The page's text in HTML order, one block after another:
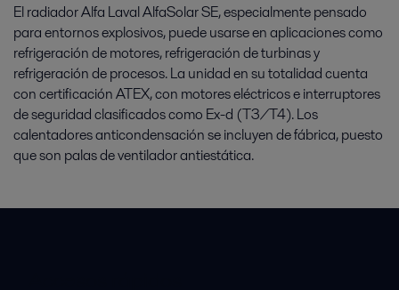
El radiador Alfa Laval AlfaSolar SE, especialmente pensado
para entornos explosivos, puede usarse en aplicaciones como
refrigeración de motores, refrigeración de turbinas y
refrigeración de procesos. La unidad en su totalidad cuenta
con certificación ATEX, con motores eléctricos e interruptores
de seguridad clasificados como Ex-d (T3/T4). Los
calentadores anticondensación se incluyen de fábrica, puesto
que son palas de ventilador antiestática.